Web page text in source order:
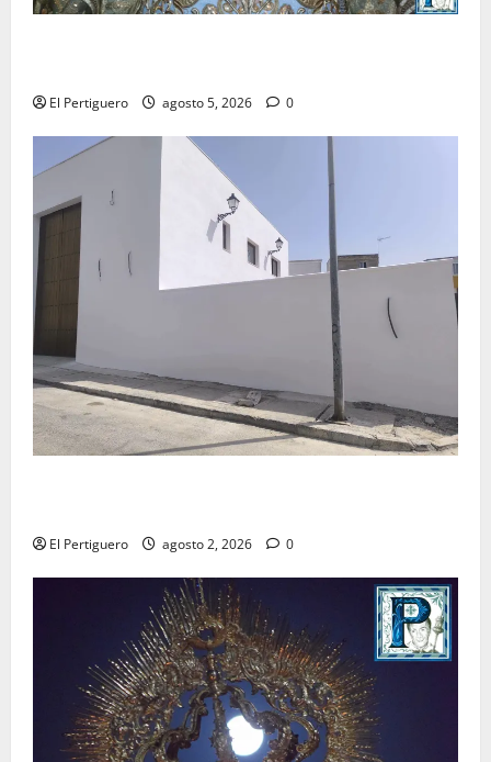
El Pertiguero agosto 5, 2026 0
El Pertiguero agosto 2, 2026 0